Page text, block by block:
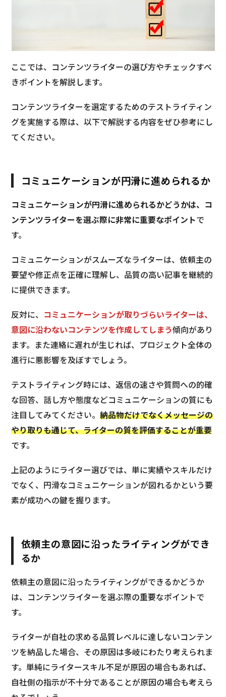
ここでは、コンテンツライターの選び方やチェックすべ
きポイントを解説します。
コンテンツライターを選定するためのテストライティン
グを実施する際は、以下で解説する内容をぜひ参考にし
てください。
コミュニケーションが円滑に進められるか
コミュニケーションが円滑に進められるかどうかは、コ
ンテンツライターを選ぶ際に非常に重要なポイントで
す。
コミュニケーションがスムーズなライターは、依頼主の
要望や修正点を正確に理解し、品質の高い記事を継続的
に提供できます。
反対に、 コミュニケーションが取りづらいライターは、
意図に沿わないコンテンツを作成してしまう傾向があり
ます。また連絡に遅れが生じれば、プロジェクト全体の
進行に悪影響を及ぼすでしょう。
テストライティング時には、返信の速さや質問への的確
な回答、話し方や態度などコミュニケーションの質にも
注目してみてください。納品物だけでなくメッセージの
やり取りも通じて、ライターの質を評価することが重要
です。
上記のようにライター選びでは、単に実績やスキルだけ
でなく、円滑なコミュニケーションが図れるかという要
素が成功への鍵を握ります。
依頼主の意図に沿ったライティングができ
るか
依頼主の意図に沿ったライティングができるかどうか
は、コンテンツライターを選ぶ際の重要なポイントで
す。
ライターが自社の求める品質レベルに達しないコンテン
ツを納品した場合、その原因は多岐にわたり考えられま
す。単純にライタースキル不足が原因の場合もあれば、
自社側の指示が不十分であることが原因の場合も考えら